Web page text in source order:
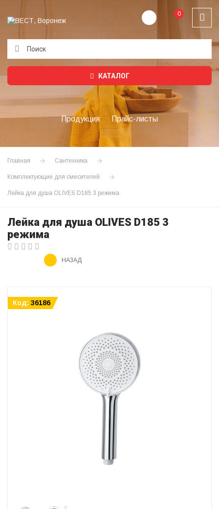
0
КАТАЛОГ
Продукция Прайс-листы
Главная Сантехника
Комплектующие для смесителей
Лейка для душа OLIVES D185 3 режима
Лейка для душа OLIVES D185 3
режима
НАЗАД
Код: 36186